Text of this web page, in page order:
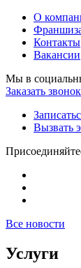
О
Контакты
Вакансии
Мы в
Заказать звонок
Вызвать
Все новости
Услуги